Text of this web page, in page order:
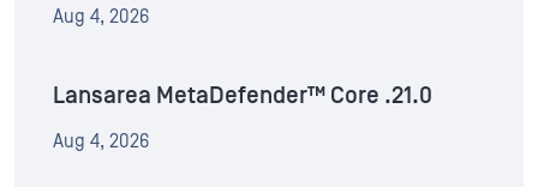
Aug 4, 2026
Lansarea MetaDefender™ Core .21.0
Aug 4, 2026